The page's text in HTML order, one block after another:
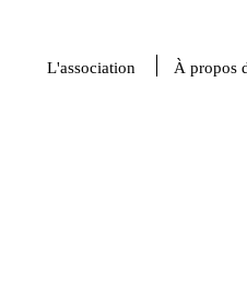
L'association À propos